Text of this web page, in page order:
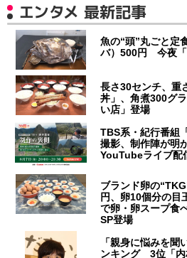
エンタメ 最新記事
魚の“頭”丸ごと定
バ）500円 今夜「
長さ30センチ、重
丼」、角煮300グ
い店」登場
TBS系・紀行番組
撮影、制作陣が明
YouTubeライブ配
ブランド卵の
円、卵10個分の
で卵・卵スープ食
SP登場
「親身に悩みを聞
ンキング 3位「